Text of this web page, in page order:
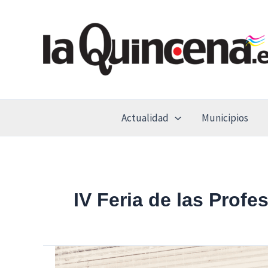
Actualidad Municipios
IV Feria de las
La